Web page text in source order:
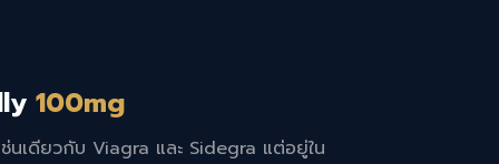
100mg
นเดียวกับ Viagra และ Sidegra แต่อยู่ใน